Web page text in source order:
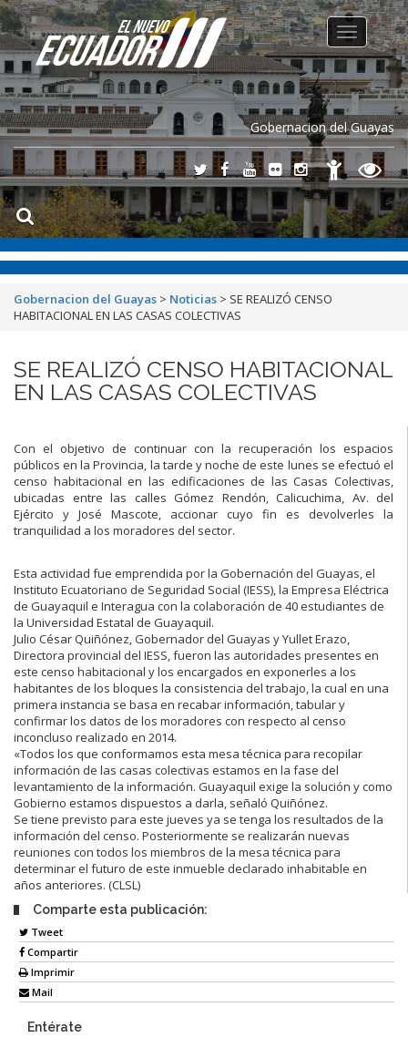
Gobernacion del Guayas
Toggle
navigation
Gobernacion del Guayas > Noticias > SE REALIZÓ CENSO
HABITACIONAL EN LAS CASAS COLECTIVAS
SE REALIZÓ CENSO HABITACIONAL
EN LAS CASAS COLECTIVAS
Con el objetivo de continuar con la recuperación los espacios
públicos en la Provincia, la tarde y noche de este lunes se efectuó el
censo habitacional en las edificaciones de las Casas Colectivas,
ubicadas entre las calles Gómez Rendón, Calicuchima, Av. del
Ejército y José Mascote, accionar cuyo fin es devolverles la
tranquilidad a los moradores del sector.
Esta actividad fue emprendida por la Gobernación del Guayas, el
Instituto Ecuatoriano de Seguridad Social (IESS), la Empresa Eléctrica
de Guayaquil e Interagua con la colaboración de 40 estudiantes de
la Universidad Estatal de Guayaquil.
Julio César Quiñónez, Gobernador del Guayas y Yullet Erazo,
Directora provincial del IESS, fueron las autoridades presentes en
este censo habitacional y los encargados en exponerles a los
habitantes de los bloques la consistencia del trabajo, la cual en una
primera instancia se basa en recabar información, tabular y
confirmar los datos de los moradores con respecto al censo
inconcluso realizado en 2014.
«Todos los que conformamos esta mesa técnica para recopilar
información de las casas colectivas estamos en la fase del
levantamiento de la información. Guayaquil exige la solución y como
Gobierno estamos dispuestos a darla, señaló Quiñónez.
Se tiene previsto para este jueves ya se tenga los resultados de la
información del censo. Posteriormente se realizarán nuevas
reuniones con todos los miembros de la mesa técnica para
determinar el futuro de este inmueble declarado inhabitable en
años anteriores. (CLSL)
Comparte esta publicación:
Tweet
Compartir
Imprimir
Mail
Entérate